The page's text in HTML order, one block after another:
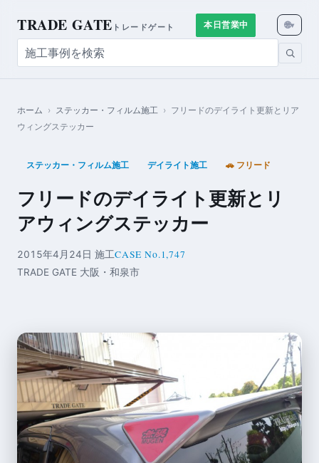
TRADE GATE トレードゲート 本日営業中 🌐▾
ホーム › ステッカー・フィルム施工 › フリードのデイライト更新とリア
ウィングステッカー
ステッカー・フィルム施工 デイライト施工 🚗 フリード
フリードのデイライト更新とリ
アウィングステッカー
2015年4月24日 施工CASE No.1,747
TRADE GATE 大阪・和泉市